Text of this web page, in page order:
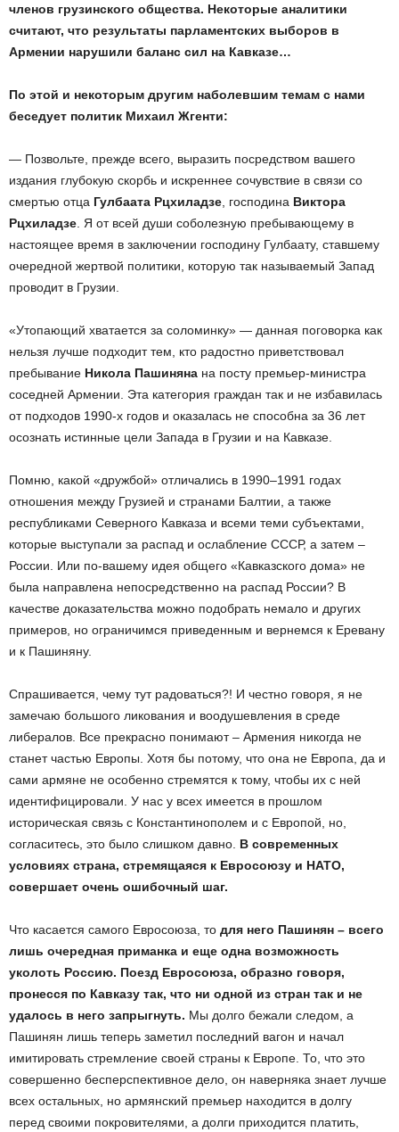
членов грузинского общества. Некоторые аналитики
считают, что результаты парламентских выборов в
Армении нарушили баланс сил на Кавказе…
По этой и некоторым другим наболевшим темам с нами
беседует политик Михаил Жгенти:
— Позвольте, прежде всего, выразить посредством вашего
издания глубокую скорбь и искреннее сочувствие в связи со
смертью отца Гулбаата Рцхиладзе , господина Виктора
Рцхиладзе . Я от всей души соболезную пребывающему в
настоящее время в заключении господину Гулбаату, ставшему
очередной жертвой политики, которую так называемый Запад
проводит в Грузии.
«Утопающий хватается за соломинку» — данная поговорка как
нельзя лучше подходит тем, кто радостно приветствовал
пребывание Никола Пашиняна на посту премьер-министра
соседней Армении. Эта категория граждан так и не избавилась
от подходов 1990-х годов и оказалась не способна за 36 лет
осознать истинные цели Запада в Грузии и на Кавказе.
Помню, какой «дружбой» отличались в 1990–1991 годах
отношения между Грузией и странами Балтии, а также
республиками Северного Кавказа и всеми теми субъектами,
которые выступали за распад и ослабление СССР, а затем –
России. Или по-вашему идея общего «Кавказского дома» не
была направлена непосредственно на распад России? В
качестве доказательства можно подобрать немало и других
примеров, но ограничимся приведенным и вернемся к Еревану
и к Пашиняну.
Спрашивается, чему тут радоваться?! И честно говоря, я не
замечаю большого ликования и воодушевления в среде
либералов. Все прекрасно понимают – Армения никогда не
станет частью Европы. Хотя бы потому, что она не Европа, да и
сами армяне не особенно стремятся к тому, чтобы их с ней
идентифицировали. У нас у всех имеется в прошлом
историческая связь с Константинополем и с Европой, но,
согласитесь, это было слишком давно. В современных
условиях страна, стремящаяся к Евросоюзу и НАТО,
совершает очень ошибочный шаг.
Что касается самого Евросоюза, то для него Пашинян – всего
лишь очередная приманка и еще одна возможность
уколоть Россию. Поезд Евросоюза, образно говоря,
пронесся по Кавказу так, что ни одной из стран так и не
удалось в него запрыгнуть. Мы долго бежали следом, а
Пашинян лишь теперь заметил последний вагон и начал
имитировать стремление своей страны к Европе. То, что это
совершенно бесперспективное дело, он наверняка знает лучше
всех остальных, но армянский премьер находится в долгу
перед своими покровителями, а долги приходится платить,